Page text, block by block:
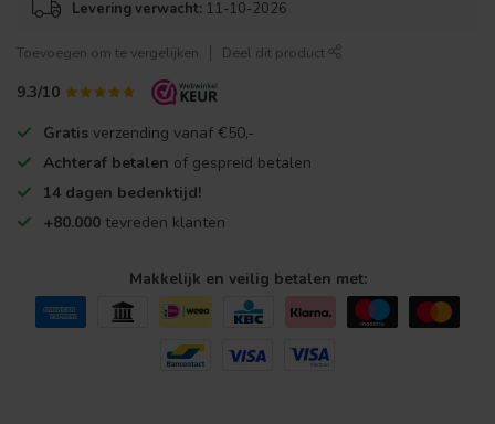
Levering verwacht: 11-10-2026
Toevoegen om te vergelijken Deel dit product
9.3/10
Gratis verzending vanaf €50,-
Achteraf betalen of gespreid betalen
14 dagen bedenktijd!
+80.000 tevreden klanten
Makkelijk en veilig betalen met: